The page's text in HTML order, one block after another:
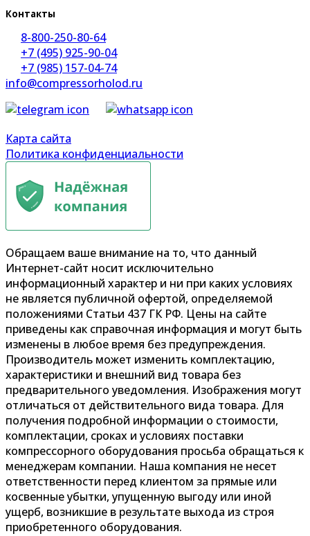
Контакты
8-800-250-80-64
+7 (495) 925-90-04
+7 (985) 157-04-74
info@compressorholod.ru
Карта сайта
Политика конфиденциальности
Обращаем ваше внимание на то, что данный
Интернет-сайт носит исключительно
информационный характер и ни при каких условиях
не является публичной офертой, определяемой
положениями Статьи 437 ГК РФ. Цены на сайте
приведены как справочная информация и могут быть
изменены в любое время без предупреждения.
Производитель может изменить комплектацию,
характеристики и внешний вид товара без
предварительного уведомления. Изображения могут
отличаться от действительного вида товара. Для
получения подробной информации о стоимости,
комплектации, сроках и условиях поставки
компрессорного оборудования просьба обращаться к
менеджерам компании. Наша компания не несет
ответственности перед клиентом за прямые или
косвенные убытки, упущенную выгоду или иной
ущерб, возникшие в результате выхода из строя
приобретенного оборудования.